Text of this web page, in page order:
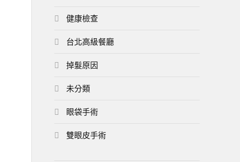
健康檢查
台北高級餐廳
掉髮原因
未分類
眼袋手術
雙眼皮手術